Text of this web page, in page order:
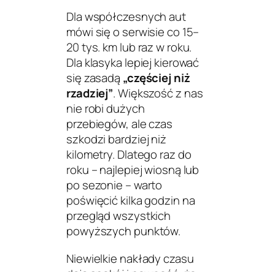
Dla współczesnych aut
mówi się o serwisie co 15–
20 tys. km lub raz w roku.
Dla klasyka lepiej kierować
się zasadą „częściej niż
rzadziej”. Większość z nas
nie robi dużych
przebiegów, ale czas
szkodzi bardziej niż
kilometry. Dlatego raz do
roku – najlepiej wiosną lub
po sezonie – warto
poświęcić kilka godzin na
przegląd wszystkich
powyższych punktów.
Niewielkie nakłady czasu